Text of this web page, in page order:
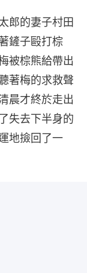
郎的妻子村田
鏟子毆打棕
被棕熊給帶出
著梅的求救聲
晨才終於走出
失去下半身的
地撿回了一